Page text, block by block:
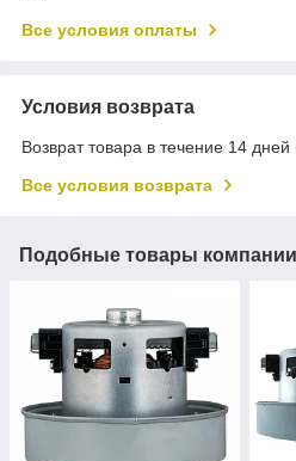
Все условия оплаты
Условия возврата
Возврат товара в течение 14 дней
Все условия возврата
Подобные товары компании